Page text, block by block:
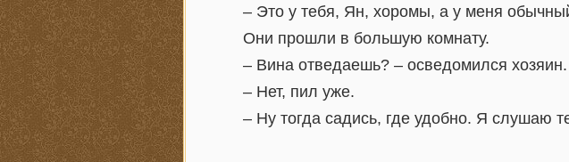
– Это у тебя, Ян, хоромы, а у меня
Они прошли в большую комнату.
– Вина отведаешь? – осведомился хозяин.
– Нет, пил уже.
– Ну тогда садись, где удобно. Я слушаю